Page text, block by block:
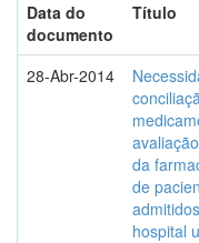
Data do
documento
Título
28-Abr-2014
da
de
hospital